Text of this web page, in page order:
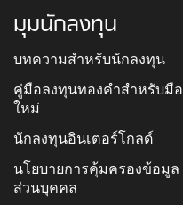
มุมนักลงทุน
บทความสำหรับนักลงทุน
คู่มือลงทุนทองคำสำหรับมือ
ใหม่
นักลงทุนอินเตอร์โกลด์
นโยบายการคุ้มครองข้อมูล
ส่วนบุคคล